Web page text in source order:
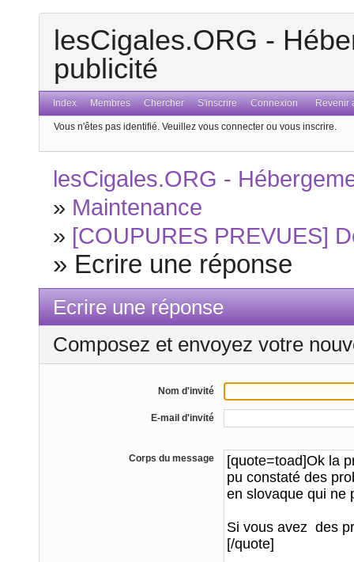
lesCigales.ORG -
publicité
Index Membres Chercher S'inscrire Connexion Revenir
Vous n'êtes pas identifié. Veuillez vous connecter ou vous inscrire.
lesCigales.ORG -
» Maintenance
» [COUPURES PREVUES]
» Ecrire une réponse
Ecrire une réponse
Composez et envoyez votre
Nom d'invité
E-mail d'invité
Corps du message